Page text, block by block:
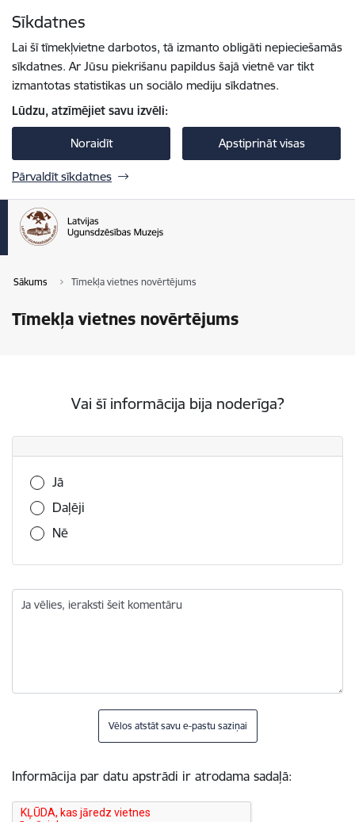
Sīkdatnes
Lai šī tīmekļvietne darbotos, tā izmanto obligāti nepieciešamās
sīkdatnes. Ar Jūsu piekrišanu papildus šajā vietnē var tikt
izmantotas statistikas un sociālo mediju sīkdatnes.
Lūdzu, atzīmējiet savu izvēli:
Noraidīt Apstiprināt visas
Pārvaldīt sīkdatnes
Sākums Tīmekļa vietnes novērtējums
Tīmekļa vietnes novērtējums
Vai šī informācija bija noderīga?
Vai šī informācija bija noderīga?
Jā
Daļēji
Nē
Ja vēlies, ieraksti šeit komentāru
Vēlos atstāt savu e-pastu saziņai
Informācija par datu apstrādi ir atrodama sadaļā: